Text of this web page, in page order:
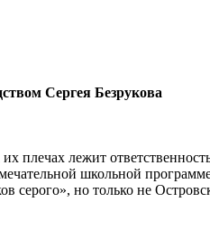
Сергея Безрукова
плечах лежит
школьной
но только не